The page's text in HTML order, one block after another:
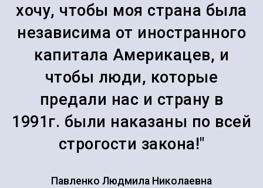
хочу, чтобы моя страна была
независима от иностранного
капитала Америкацев, и
чтобы люди, которые
предали нас и страну в
1991г. были наказаны по всей
строгости закона!"
Павленко Людмила Николаевна